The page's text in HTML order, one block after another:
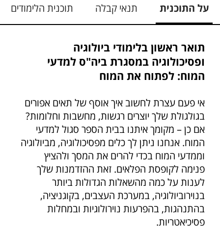
על התוכנית תנאי קבלה תוכנית הלימודים
תואר ראשון בלימודי ביולוגיה
ופסיכולוגיה במסגרת ביה"ס למדעי
המוח: לפתוח את המוח
אי פעם עצרת לחשוב איך אוסף של תאים אפורים
בגולגולת שלך יוצרים רגשות, מחשבות וחלומות?
אם כן – מקומך איתנו בבית הספר סגול למדעי
המוח. אנחנו ניתן לך כלים מפסיכולוגיה, מביולוגיה
וממדעי המוח בכדי להרים את המסך ולהציץ
פנימה לקופסת הפלאים. זאת ההזדמנות שלך
לענות על כמה מהשאלות הגדולות ביותר
בנוירוביולוגיה, במערכת העצבים, בקוגניציה,
בהתנהגות, בהפרעות נוירולוגיות ובמחלות
פסיכיאטריות.